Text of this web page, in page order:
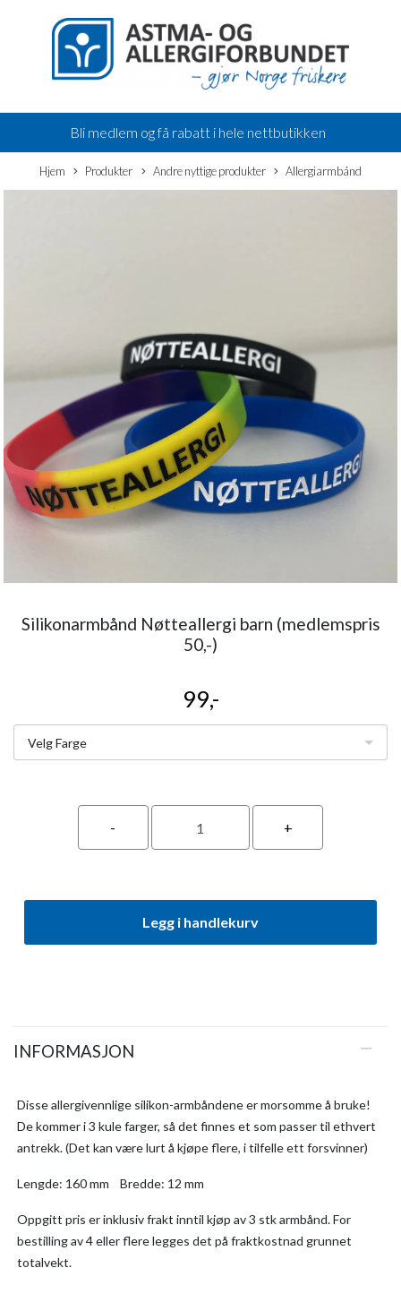
Bli medlem og få rabatt i hele nettbutikken
Hjem Produkter Andre nyttige produkter Allergiarmbånd
Silikonarmbånd Nøtteallergi barn (medlemspris
50,-)
99,-
Velg Farge
Legg i handlekurv
INFORMASJON
Disse allergivennlige silikon-armbåndene er morsomme å bruke!
De kommer i 3 kule farger, så det finnes et som passer til ethvert
antrekk. (Det kan være lurt å kjøpe flere, i tilfelle ett forsvinner)
Lengde: 160 mm Bredde: 12 mm
Oppgitt pris er inklusiv frakt inntil kjøp av 3 stk armbånd. For
bestilling av 4 eller flere legges det på fraktkostnad grunnet
totalvekt.